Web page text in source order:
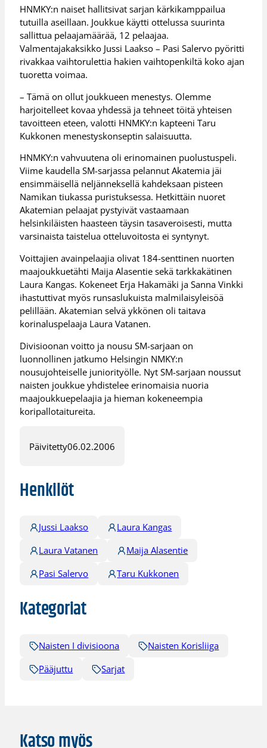
HNMKY:n naiset hallitsivat sarjan kärkikamppailua
tutuilla aseillaan. Joukkue käytti ottelussa suurinta
sallittua pelaajamäärää, 12 pelaajaa.
Valmentajakaksikko Jussi Laakso – Pasi Salervo pyöritti
rivakkaa vaihtorulettia hakien vaihtopenkiltä koko ajan
tuoretta voimaa.
– Tämä on ollut joukkueen menestys. Olemme
harjoitelleet kovaa yhdessä ja tehneet töitä yhteisen
tavoitteen eteen, valotti HNMKY:n kapteeni Taru
Kukkonen menestyskonseptin salaisuutta.
HNMKY:n vahvuutena oli erinomainen puolustuspeli.
Viime kaudella SM-sarjassa pelannut Akatemia jäi
ensimmäisellä neljänneksellä kahdeksaan pisteen
Namikan tiukassa puristuksessa. Hetkittäin nuoret
Akatemian pelaajat pystyivät vastaamaan
helsinkiläisten haasteen täysin tasaveroisesti, mutta
varsinaista taistelua otteluvoitosta ei syntynyt.
Voittajien avainpelaajia olivat 184-senttinen nuorten
maajoukkuetähti Maija Alasentie sekä tarkkakätinen
Laura Kangas. Kokeneet Erja Hakamäki ja Sanna Vinkki
ihastuttivat myös runsaslukuista malmilaisyleisöä
pelillään. Akatemian selvä ykkönen oli taitava
korinaluspelaaja Laura Vatanen.
Divisioonan voitto ja nousu SM-sarjaan on
luonnollinen jatkumo Helsingin NMKY:n
nousujohteiselle juniorityölle. Nyt SM-sarjaan noussut
naisten joukkue yhdistelee erinomaisia nuoria
maajoukkuepelaajia ja hieman kokeneempia
koripallotaitureita.
Päivitetty06.02.2006
Henkilöt
Jussi Laakso
Laura Kangas
Laura Vatanen
Maija Alasentie
Pasi Salervo
Taru Kukkonen
Kategoriat
Naisten I divisioona
Naisten Korisliiga
Pääjuttu
Sarjat
Katso myös